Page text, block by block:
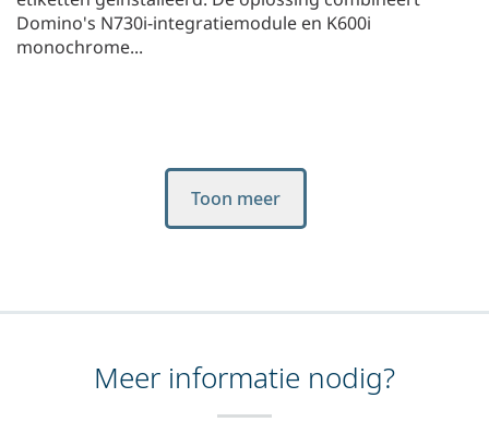
Domino's N730i-integratiemodule en K600i
monochrome...
Toon meer
Meer informatie nodig?